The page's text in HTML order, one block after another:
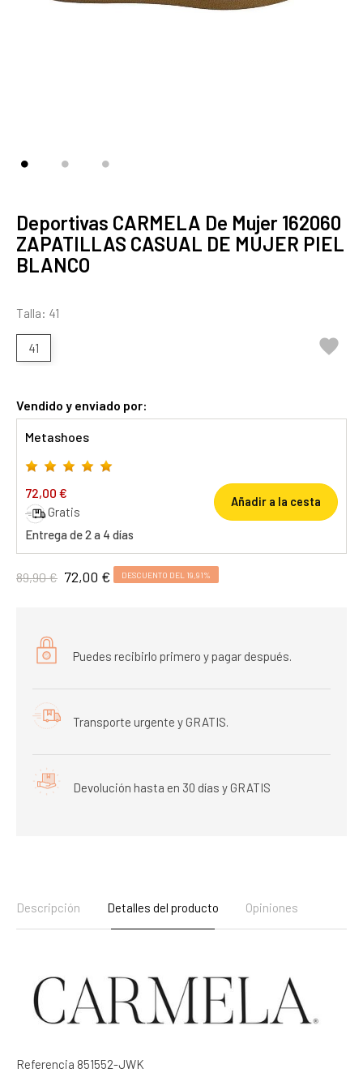
Deportivas CARMELA De Mujer 162060
ZAPATILLAS CASUAL DE MUJER PIEL
BLANCO
Talla: 41
41 
Vendido y enviado por:
Metashoes
72,00 €
Gratis
Entrega de 2 a 4 días
Añadir a la cesta
89,90 € 72,00 € DESCUENTO DEL 19,91%
Puedes recibirlo primero y pagar después.
Transporte urgente y GRATIS.
Devolución hasta en 30 días y GRATIS
Descripción Detalles del producto Opiniones
Referencia 851552-JWK